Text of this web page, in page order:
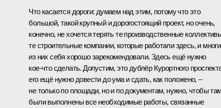
Что касается дороги: думаем над этим, потому что это
большой, такой крупный и дорогостоящий проект, но очень,
конечно, не хочется терять те производственные
те строительные компании, которые работали здесь, и
из них себя хорошо зарекомендовали. Здесь ещё нужно
кое‑что сделать. Допустим, это дублёр Курортного
его ещё нужно довести до ума и сдать, как положено, –
не только по площади, но и по документам, нужно, чтобы
были выполнены все необходимые работы, связанные